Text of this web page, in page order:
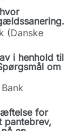
(Danske
i henhold til
om
for
pantebrev,